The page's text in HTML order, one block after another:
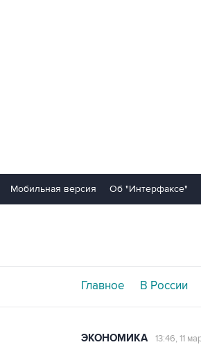
Мобильная версия Об "Интерфаксе"
Главное В России
ЭКОНОМИКА 13:46, 11